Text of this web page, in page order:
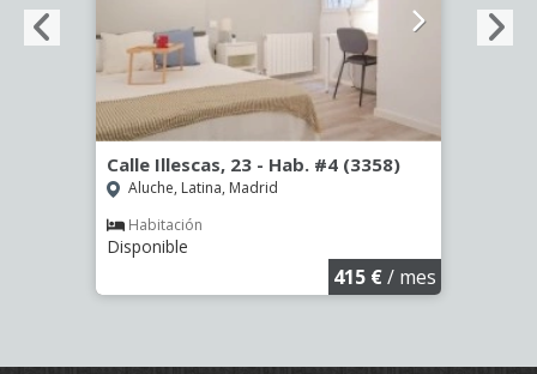
Calle Illescas, 23 - Hab. #4 (3358)
Aluche, Latina, Madrid
Habitación
Disponible
415 €/ mes